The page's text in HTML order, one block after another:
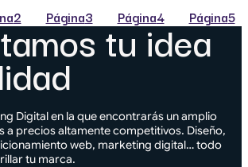
2 Página3 Página4 Página5
tu idea
Digital en la que encontrarás un amplio
a precios altamente competitivos. Diseño,
web, marketing digital… todo
tu marca.